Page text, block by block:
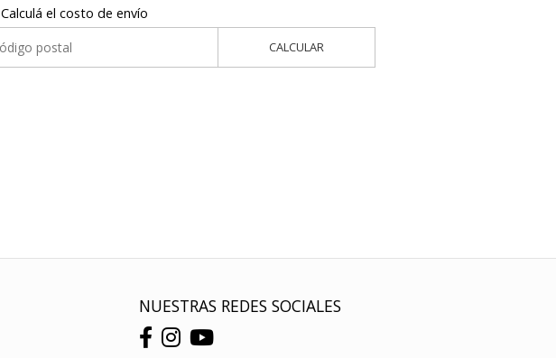
Calculá el costo de envío
CALCULAR
NUESTRAS REDES SOCIALES